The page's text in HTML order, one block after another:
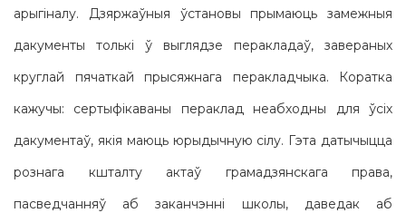
арыгіналу. Дзяржаўныя ўстановы прымаюць замежныя
дакументы толькі ў выглядзе перакладаў, завераных
круглай пячаткай прысяжнага перакладчыка. Коратка
кажучы: сертыфікаваны пераклад неабходны для ўсіх
дакументаў, якія маюць юрыдычную сілу. Гэта датычыцца
рознага кшталту актаў грамадзянскага права,
пасведчанняў аб заканчэнні школы, даведак аб